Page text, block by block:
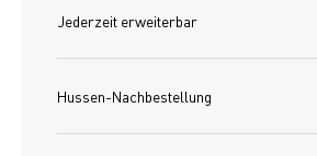
Jederzeit erweiterbar
Hussen-Nachbestellung